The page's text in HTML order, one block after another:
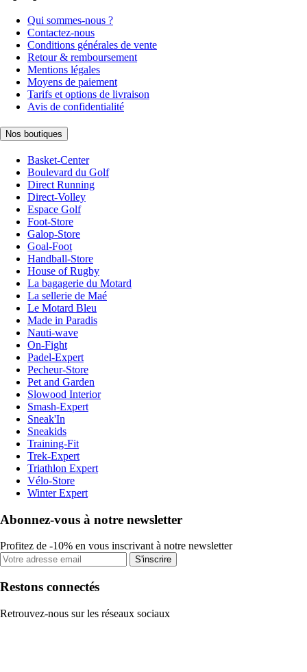
Qui sommes-nous ?
Contactez-nous
Conditions générales de vente
Retour & remboursement
Mentions légales
Moyens de paiement
Tarifs et options de livraison
Avis de confidentialité
Nos boutiques
Basket-Center
Boulevard du Golf
Direct Running
Direct-Volley
Espace Golf
Foot-Store
Galop-Store
Goal-Foot
Handball-Store
House of Rugby
La bagagerie du Motard
La sellerie de Maé
Le Motard Bleu
Made in Paradis
Nauti-wave
On-Fight
Padel-Expert
Pecheur-Store
Pet and Garden
Slowood Interior
Smash-Expert
Sneak'In
Sneakids
Training-Fit
Trek-Expert
Triathlon Expert
Vélo-Store
Winter Expert
Abonnez-vous à notre newsletter
Profitez de -10% en vous inscrivant à notre newsletter
S'inscrire
Restons connectés
Retrouvez-nous sur les réseaux sociaux